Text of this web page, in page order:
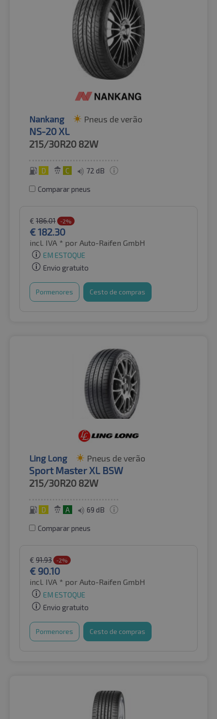
Nankang Pneus de verão
NS-20 XL
215/30R20 82W
D C 72 dB
Comparar pneus
€ 186.01 -2%
€182.30
incl. IVA * por Auto-Raifen GmbH
EM ESTOQUE
Envio gratuito
Pormenores Cesto de compras
Ling Long Pneus de verão
Sport Master XL BSW
215/30R20 82W
D A 69 dB
Comparar pneus
€ 91.93 -2%
€ 90.10
incl. IVA * por Auto-Raifen GmbH
EM ESTOQUE
Envio gratuito
Pormenores Cesto de compras